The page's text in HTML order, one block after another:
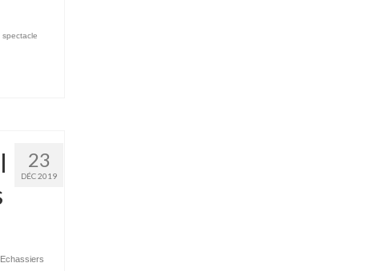
spectacle
23
DÉC 2019
Echassiers